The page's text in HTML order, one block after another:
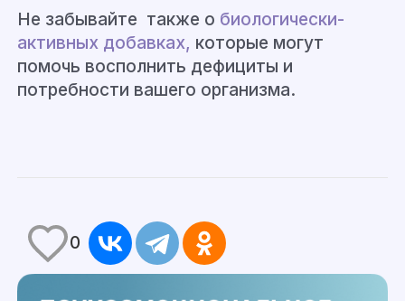
Не забывайте также о биологически-
активных добавках, которые могут
помочь восполнить дефициты и
потребности вашего организма.
0